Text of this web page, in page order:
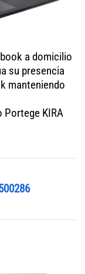
a domicilio
su presencia
manteniendo
KIRA